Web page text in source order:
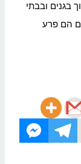
בגנים ובבתי
הם פרע